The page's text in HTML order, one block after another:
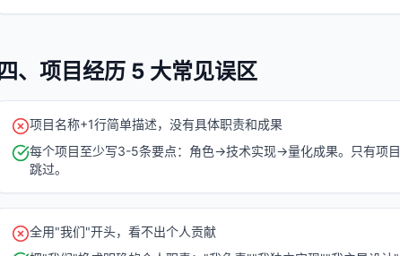
四、项目经历 5 大常见误区
项目名称+1行简单描述，没有具体职责和成果
每个项目至少写3-5条要点：角色→技术实现→量化成果。只有项
跳过。
全用"我们"开头，看不出个人贡献